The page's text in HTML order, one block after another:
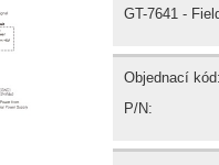
GT-7641 -
Objednací
P/N: